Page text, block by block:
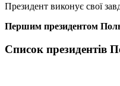
Президент виконує свої
Першим президентом
Список президентів